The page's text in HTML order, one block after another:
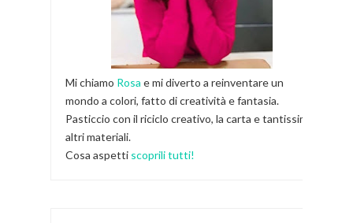
Mi chiamo Rosa e mi diverto a reinventare un
mondo a colori, fatto di creatività e fantasia.
Pasticcio con il riciclo creativo, la carta e tantissimi
altri materiali.
Cosa aspetti scoprili tutti!